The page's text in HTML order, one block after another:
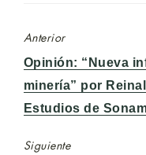
Anterior
Entrada
anterior:
Opinión: “Nueva
minería” por
Estudios de
Siguiente